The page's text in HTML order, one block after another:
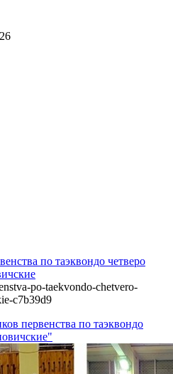
по таэквондо четверо
po-taekvondo-chetvero-
c7b39d9
первенства по таэквондо